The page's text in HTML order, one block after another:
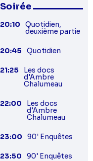
Soirée
20:10 Quotidien,
deuxième partie
20:45 Quotidien
21:25 Les docs
d'Ambre
Chalumeau
22:00 Les docs
d'Ambre
Chalumeau
23:00 90' Enquêtes
23:50 90' Enquêtes